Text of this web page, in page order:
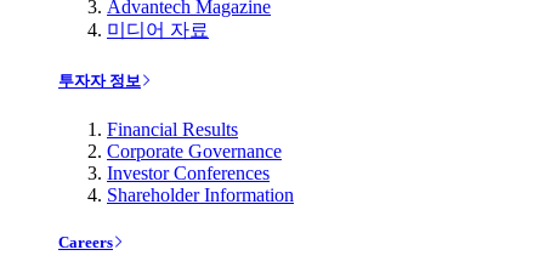
Advantech Magazine
미디어 자료
투자자 정보
Financial Results
Corporate Governance
Investor Conferences
Shareholder Information
Careers